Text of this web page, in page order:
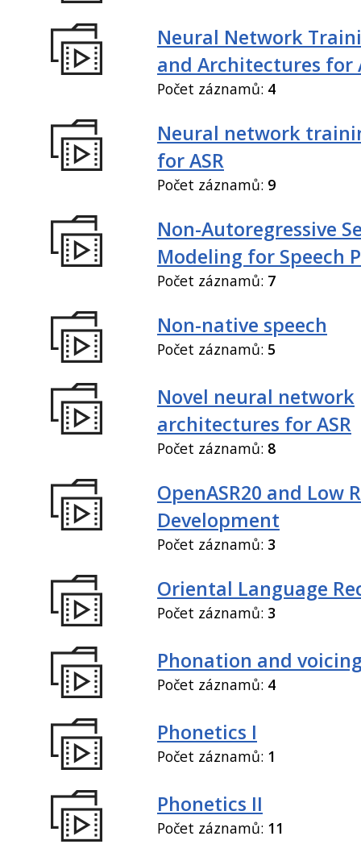
Neural Network
and Architectures for
Počet záznamů: 4
Neural network
for ASR
Počet záznamů: 9
Non-Autoregressive
Modeling for Speech
Počet záznamů: 7
Non-native speech
Počet záznamů: 5
Novel neural network
architectures for ASR
Počet záznamů: 8
OpenASR20 and Low
Development
Počet záznamů: 3
Oriental Language
Počet záznamů: 3
Phonation and
Počet záznamů: 4
Phonetics I
Počet záznamů: 1
Phonetics II
Počet záznamů: 11